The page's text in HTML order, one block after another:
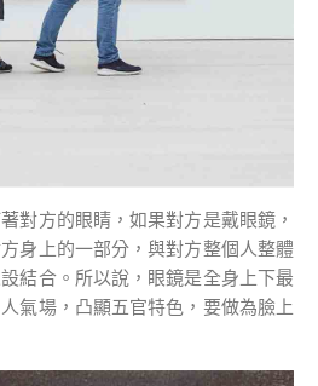
對方的眼睛，如果對方是戴眼鏡，
身上的一部分，與對方整個人整體
結合。所以說，眼鏡是全身上下最
氣場，凸顯五官特色，要做為臉上